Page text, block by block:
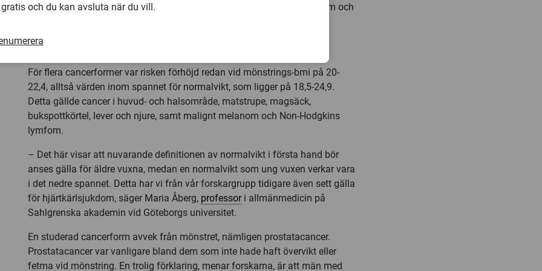
urinblåsa. Riskökningen gällde även malignt melanom, leukemi, myelom och
Högre risk redan vid normalvikt
För flera cancerformer var risken förhöjd redan vid mönstrings-bmi på 20-
22,4, alltså värden inom spannet för normalvikt, som ligger på 18,5-24,9.
Detta gällde cancer i huvud- och halsområde, matstrupe, magsäck,
bukspottkörtel, lever och njure, samt malignt melanom och Non-Hodgkins
lymfom.
– Det här visar att nuvarande definitionen av normalvikt i första hand bör
anses gälla för äldre vuxna, medan en normalvikt som ung vuxen verkar vara
i det nedre spannet. Detta har vi från vår forskargrupp tidigare även sett gälla
för hjärtkärlsjukdom, säger Maria Åberg, professori allmänmedicin på
Sahlgrenska akademin vid Göteborgs universitet.
En studerad cancerform avvek från mönstret, nämligen prostatacancer.
Prostatacancer var vanligare bland dem som inte hade haft övervikt eller
fetma vid mönstring. En trolig förklaring, menar forskarna, är att män med
gratis och du kan avsluta när du vill.